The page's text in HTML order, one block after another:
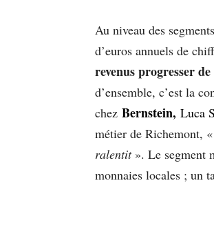
Au niveau des
d’euros annuels de
revenus progresser de
d’ensemble, c’est la
chez Bernstein, Luca
métier de Richemont, «
ralentit». Le segment
monnaies locales ; un